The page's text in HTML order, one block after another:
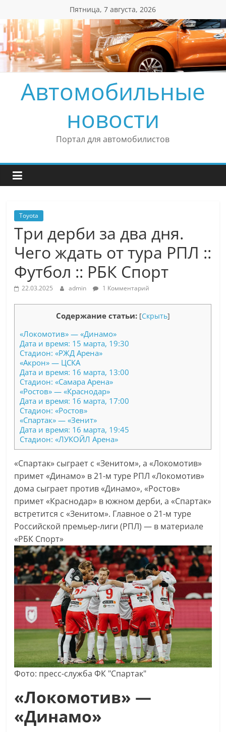
содержимому
Пятница, 7 августа, 2026
Автомобильные
новости
Портал для автомобилистов
Toyota
Три дерби за два дня.
Чего ждать от тура РПЛ ::
Футбол :: РБК Спорт
22.03.2025 admin 1 Комментарий
Содержание статьи: [Скрыть]
«Локомотив» — «Динамо»
Дата и время: 15 марта, 19:30
Стадион: «РЖД Арена»
«Акрон» — ЦСКА
Дата и время: 16 марта, 13:00
Стадион: «Самара Арена»
«Ростов» — «Краснодар»
Дата и время: 16 марта, 17:00
Стадион: «Ростов»
«Спартак» — «Зенит»
Дата и время: 16 марта, 19:45
Стадион: «ЛУКОЙЛ Арена»
«Спартак» сыграет с «Зенитом», а «Локомотив»
примет «Динамо» в 21-м туре РПЛ«Локомотив»
дома сыграет против «Динамо», «Ростов»
примет «Краснодар» в южном дерби, а «Спартак»
встретится с «Зенитом». Главное о 21-м туре
Российской премьер-лиги (РПЛ) — в материале
«РБК Спорт»
Фото: пресс-служба ФК "Спартак"
«Локомотив» —
«Динамо»